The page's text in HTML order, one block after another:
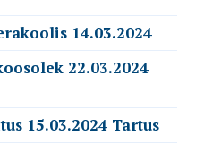
14.03.2024
22.03.2024
15.03.2024 Tartus